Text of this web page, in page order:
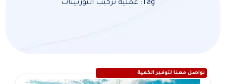
Tag: عملية تركيب التوربينات
تواصل معنا لتوفير الكمية